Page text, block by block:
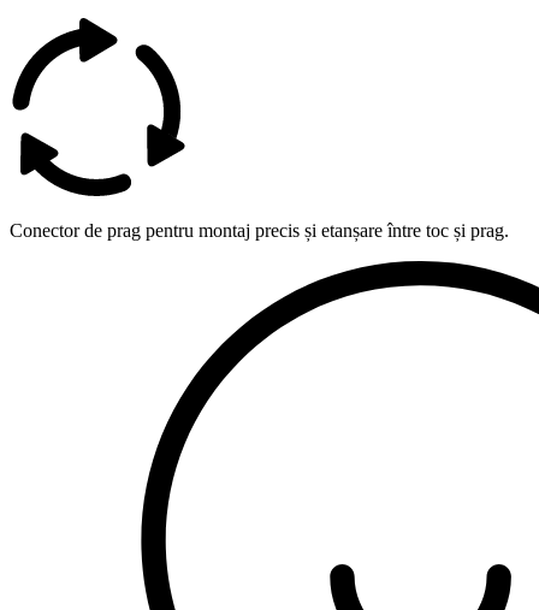
Conector de prag pentru montaj precis și etanșare între toc și prag.